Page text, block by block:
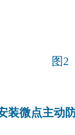
图2
装微点主动